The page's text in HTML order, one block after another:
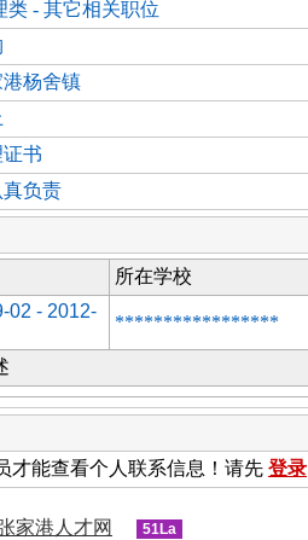
类 - 其它相关职位
杨舍镇
书
负责
所在学校
02 - 2012-
*****************
才能查看个人联系信息！请先 登录
家港人才网 51La